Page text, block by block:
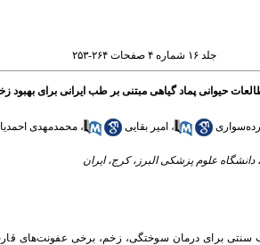
جلد ۱۶ شماره ۴ صفحات ۲۶۴-۲۵۳
حیوانی پماد گیاهی مبتنی بر طب ایرانی برای
، امیر بقایی ، محمدمهدی
علوم پزشکی البرز، کرج، ایران
سنتی برای درمان سوختگی، زخم، برخی عفونت‌های